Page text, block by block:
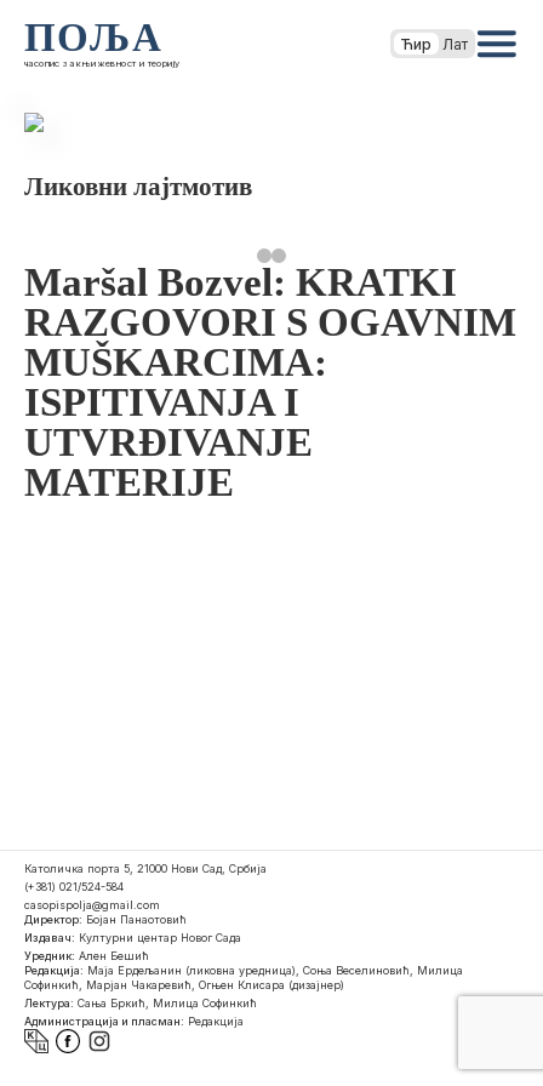
ПОЉА
часопис за књижевност и теорију
Ћир Лат
Ликовни лајтмотив
Maršal Bozvel: KRATKI
RAZGOVORI S OGAVNIM
MUŠKARCIMA:
ISPITIVANJA I
UTVRĐIVANJE
MATERIJE
Католичка порта 5, 21000 Нови Сад, Србија
(+381) 021/524-584
casopispolja@gmail.com
Директор: Бојан Панаотовић
Издавач: Културни центар Новог Сада
Уредник: Ален Бешић
Редакција: Маја Ердељанин (ликовна уредница), Соња Веселиновић, Милица
Софинкић, Марјан Чакаревић, Огњен Клисара (дизајнер)
Лектура: Сања Бркић, Милица Софинкић
Администрација и пласман: Редакција